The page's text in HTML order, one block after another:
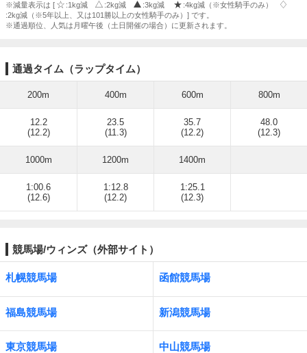
※減量表示は [
:1kg減 :2kg減 :3kg減
:4kg減（※女性騎手のみ）
:2kg減（※5年以上、又は101勝以上の女性騎手のみ）] です。
※通過順位、人気は月曜午後（土日開催の場合）に更新されます。
通過タイム（ラップタイム）
200m 400m 600m 800m
12.2
(12.2)
23.5
(11.3)
35.7
(12.2)
48.0
(12.3)
1000m 1200m 1400m
1:00.6
(12.6)
1:12.8
(12.2)
1:25.1
(12.3)
競馬場/ウィンズ（外部サイト）
札幌競馬場 函館競馬場
福島競馬場 新潟競馬場
東京競馬場 中山競馬場